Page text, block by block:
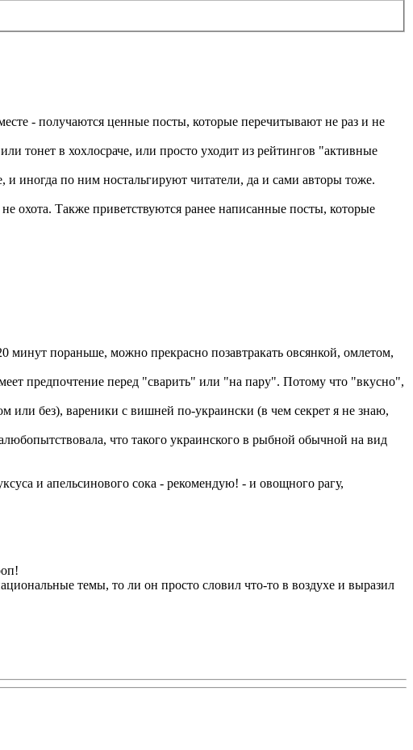
- получаются ценные посты, которые перечитывают не раз и не
тонет в хохлосраче, или просто уходит из рейтингов "активные
и иногда по ним ностальгируют читатели, да и сами авторы тоже.
охота. Также приветствуются ранее написанные посты, которые
минут пораньше, можно прекрасно позавтракать овсянкой, омлетом,
предпочтение перед "сварить" или "на пару". Потому что "вкусно",
без), вареники с вишней по-украински (в чем секрет я не знаю,
что такого украинского в рыбной обычной на вид
и апельсинового сока - рекомендую! - и овощного рагу,
темы, то ли он просто словил что-то в воздухе и выразил